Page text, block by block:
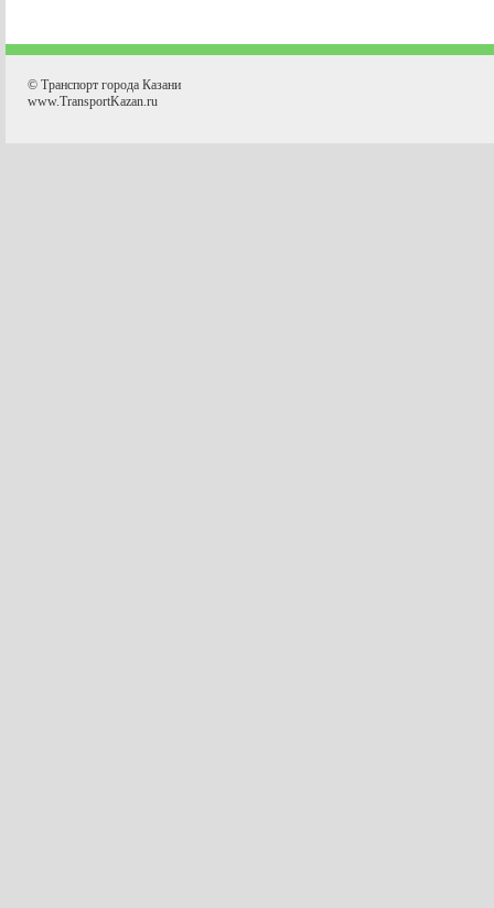
© Транспорт города Казани
www.TransportKazan.ru